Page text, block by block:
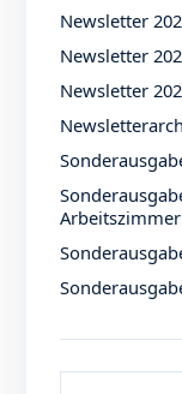
Newsletter
Newsletter
Newsletter